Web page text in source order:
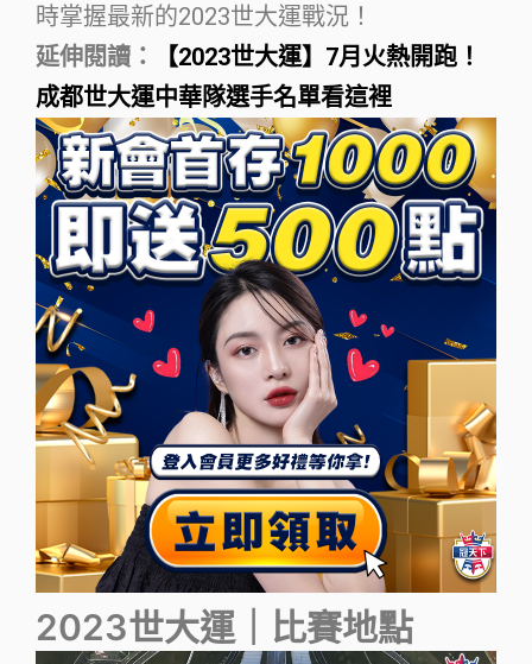
時掌握最新的2023世大運戰況！
延伸閱讀：
【2023世大運】7月火熱開跑！
成都世大運中華隊選手名單看這裡
2023世大運｜比賽地點